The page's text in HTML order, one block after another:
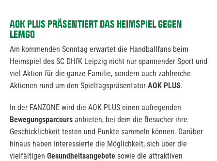
AOK PLUS PRÄSENTIERT DAS HEIMSPIEL GEGEN
LEMGO
Am kommenden Sonntag erwartet die Handballfans beim
Heimspiel des SC DHfK Leipzig nicht nur spannender Sport und
viel Aktion für die ganze Familie, sondern auch zahlreiche
Aktionen rund um den Spieltagspräsentator AOK PLUS.
In der FANZONE wird die AOK PLUS einen aufregenden
Bewegungsparcours anbieten, bei dem die Besucher ihre
Geschicklichkeit testen und Punkte sammeln können. Darüber
hinaus haben Interessierte die Möglichkeit, sich über die
vielfältigen Gesundheitsangebote sowie die attraktiven